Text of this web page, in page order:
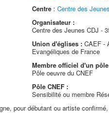
Centre : Centre des
Organisateur :
Centre des Jeunes CDJ -
Union d'églises : CAEF -
Evangéliques de France
Membre officiel d'un
Pôle oeuvre du CNEF
Pôle CNEF :
Sensibilité ou membre
pour débutant ou artiste